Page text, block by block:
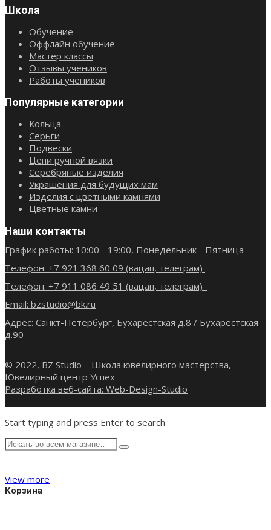
Школа
Обучение
Оффлайн обучение
Мастер классы
Отзывы учеников
Работы учеников
Популярные категории
Кольца
Серьги
Подвески
Цепи ручной вязки
Серебряные изделия
Украшения для будущих мам
Изделия с цветными камнями
Цветные камни
Наши контакты
График работы: 10:00 - 19:00, Понедельник - Пятница
Телефон: +7 921 368 60 09 (вацап, телеграм)
Телефон: +7 911 086 49 51 (вацап, телеграм)
Email: bzstudio@bk.ru
Адрес: Санкт-Петербург, Бухарестская д.8 / Бухарестская
д.90
© 2022, BZ Studio – Школа ювелирного мастерства,
Ювелирный центр Успех
Разработка веб-сайта: Web-Design-Studio
Start typing and press Enter to search
View more
Корзина